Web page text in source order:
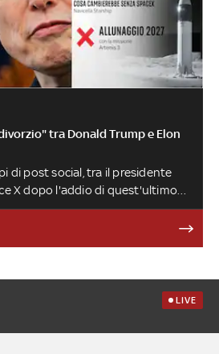
tra Donald Trump e Elon
di post social, tra il presidente
X dopo l'addio di quest'ultimo
per l'efficienza governativa.
suoi finanziamenti per la
arrecare a settori strategici,
spaziale. Anche di questo si è
di 'Numeri' andata in onda il 6
LIVE